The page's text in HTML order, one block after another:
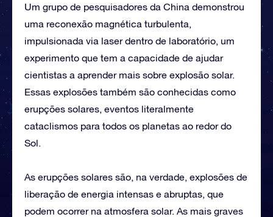
Um grupo de pesquisadores da China demonstrou
uma reconexão magnética turbulenta,
impulsionada via laser dentro de laboratório, um
experimento que tem a capacidade de ajudar
cientistas a aprender mais sobre explosão solar.
Essas explosões também são conhecidas como
erupções solares, eventos literalmente
cataclismos para todos os planetas ao redor do
Sol.
As erupções solares são, na verdade, explosões de
liberação de energia intensas e abruptas, que
podem ocorrer na atmosfera solar. As mais graves